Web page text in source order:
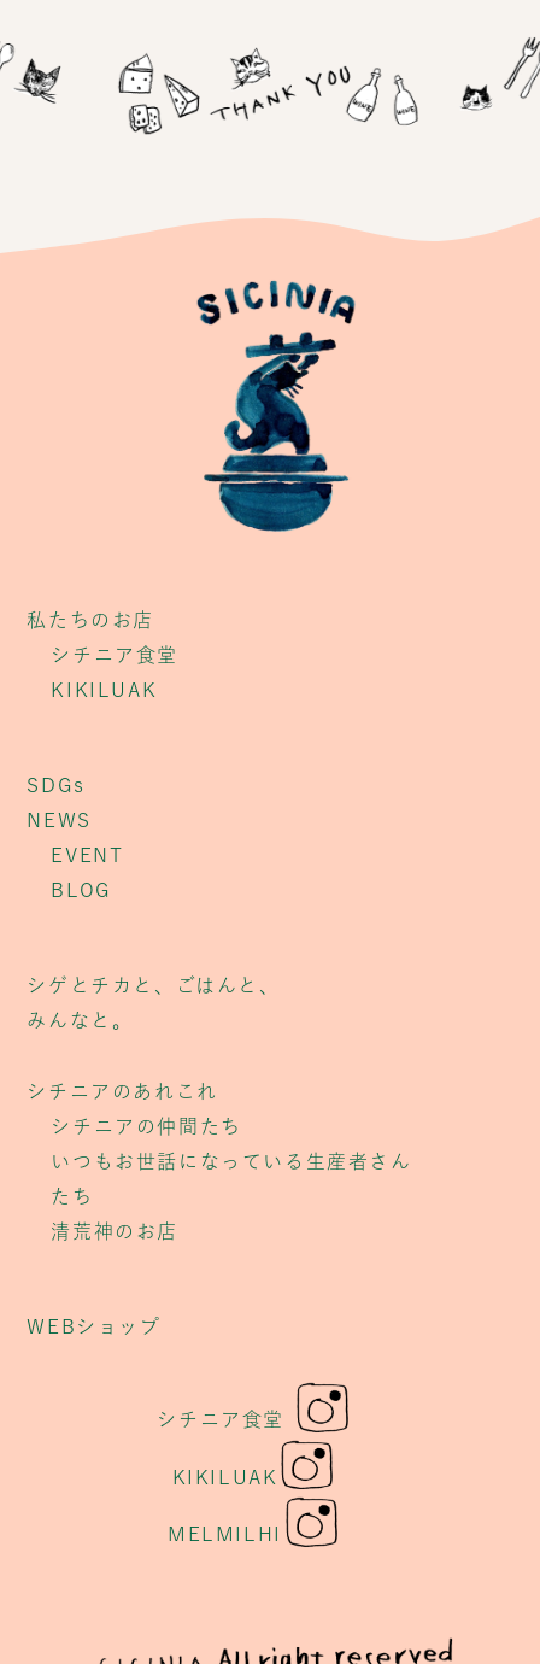
私たちのお店
シチニア食堂
KIKILUAK
SDGs
NEWS
EVENT
BLOG
シゲとチカと、ごはんと、
みんなと。
シチニアのあれこれ
シチニアの仲間たち
いつもお世話になっている生産者さん
たち
清荒神のお店
WEBショップ
シチニア食堂
KIKILUAK
MELMILHI